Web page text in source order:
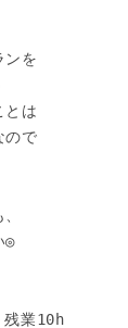
を
は
ので
◎
業10h